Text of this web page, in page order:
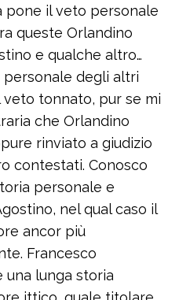
pone il veto personale
queste Orlandino
e qualche altro…
degli altri
tonnato, pur se mi
che Orlandino
rinviato a giudizio
contestati. Conosco
personale e
nel qual caso il
ancor più
Francesco
una lunga storia